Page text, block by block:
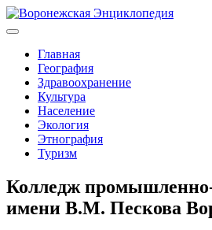
Главная
География
Здравоохранение
Культура
Население
Экология
Этнография
Туризм
Колледж
имени В.М. Пескова